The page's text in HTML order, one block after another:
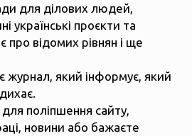
для ділових людей,
українські проєкти та
про відомих рівнян і ще
журнал, який інформує, який
поліпшення сайту,
новини або бажаєте